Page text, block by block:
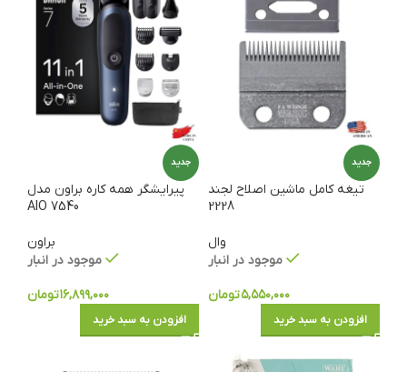
جدید
تیغه کامل ماشین اصلاح لجند
2228
وال
موجود در انبار
۵,۵۵۰,۰۰۰تومان
افزودن به سبد خرید
جدید
پیرایشگر همه کاره براون مدل
AIO 7540
براون
موجود در انبار
۱۶,۸۹۹,۰۰۰تومان
افزودن به سبد خرید